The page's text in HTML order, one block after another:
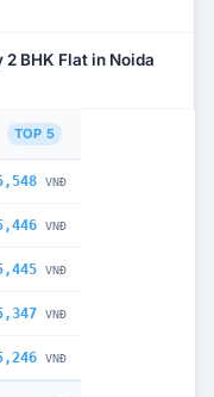
BHK Flat in Noida
TOP 5
VNĐ
VNĐ
VNĐ
VNĐ
VNĐ